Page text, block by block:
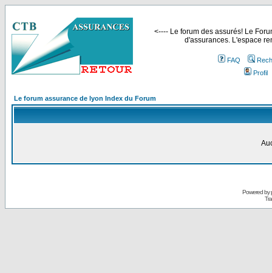
<---- Le forum des assurés! Le
d'assurances. L'espace
FAQ
Profil
Le forum assurance de lyon Index du Forum
Powered by